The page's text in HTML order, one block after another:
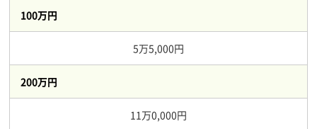
100万円
5万5,000円
200万円
11万0,000円